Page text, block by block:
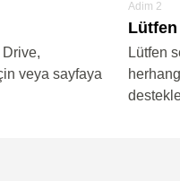
Drive,
veya sayfaya
Adim 2
Lütfen